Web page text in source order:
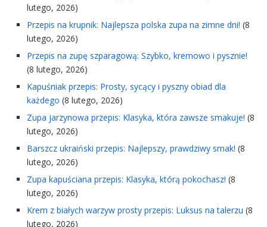
lutego, 2026)
Przepis na krupnik: Najlepsza polska zupa na zimne dni! (8
lutego, 2026)
Przepis na zupę szparagową: Szybko, kremowo i pysznie!
(8 lutego, 2026)
Kapuśniak przepis: Prosty, sycący i pyszny obiad dla
każdego (8 lutego, 2026)
Zupa jarzynowa przepis: Klasyka, która zawsze smakuje! (8
lutego, 2026)
Barszcz ukraiński przepis: Najlepszy, prawdziwy smak! (8
lutego, 2026)
Zupa kapuściana przepis: Klasyka, którą pokochasz! (8
lutego, 2026)
Krem z białych warzyw prosty przepis: Luksus na talerzu (8
lutego, 2026)